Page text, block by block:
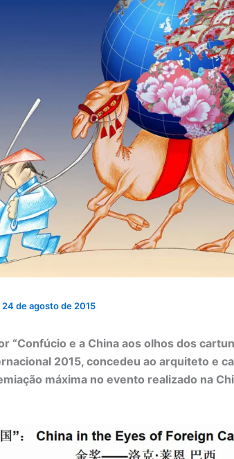
24 de agosto de 2015
“Confúcio e a China aos olhos dos
2015, concedeu ao arquiteto e
máxima no evento realizado na